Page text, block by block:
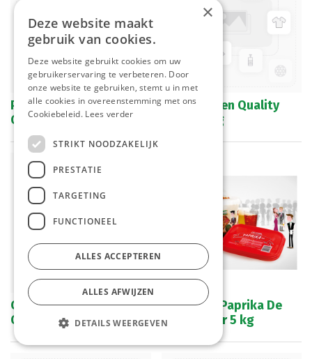
Pinda Wasabi Rond
Quality Nuts 125 gr
Mixed Noten Quality
Nuts 1,5 kg
Cashewnoten 320
Quality Nuts 1,6 kg
Notenmix Paprika De
Notekraker 5 kg
×
Deze website maakt
gebruik van cookies.
Deze website gebruikt cookies om uw
gebruikerservaring te verbeteren. Door
onze website te gebruiken, stemt u in met
alle cookies in overeenstemming met ons
Cookiebeleid. Lees verder
STRIKT NOODZAKELIJK
PRESTATIE
TARGETING
FUNCTIONEEL
ALLES ACCEPTEREN
ALLES AFWIJZEN
DETAILS WEERGEVEN